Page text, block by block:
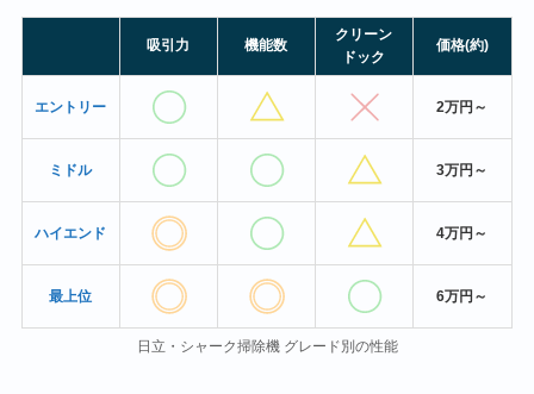
吸引力 機能数
クリーン
ドック
価格(約)
エントリー 2万円～
ミドル 3万円～
ハイエンド 4万円～
最上位 6万円～
日立・シャーク掃除機 グレード別の性能